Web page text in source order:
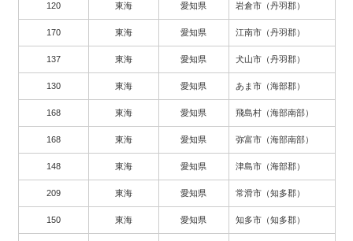
120 東海 愛知県 岩倉市（丹羽郡）
170 東海 愛知県 江南市（丹羽郡）
137 東海 愛知県 犬山市（丹羽郡）
130 東海 愛知県 あま市（海部郡）
168 東海 愛知県 飛島村（海部南部）
168 東海 愛知県 弥富市（海部南部）
148 東海 愛知県 津島市（海部郡）
209 東海 愛知県 常滑市（知多郡）
150 東海 愛知県 知多市（知多郡）